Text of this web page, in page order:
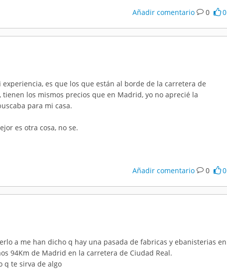
Añadir comentario 0 0
es que los que están al borde de la carretera de
los mismos precios que en Madrid, yo no aprecié la
para mi casa.
es otra cosa, no se.
Añadir comentario 0 0
a me han dicho q hay una pasada de fabricas y ebanisterias en
94Km de Madrid en la carretera de Ciudad Real.
q te sirva de algo